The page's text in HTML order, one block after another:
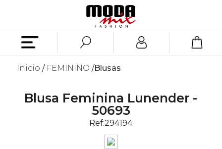
Inicio FEMININO Blusas
Blusa Feminina Lunender -
50693
Ref:294194